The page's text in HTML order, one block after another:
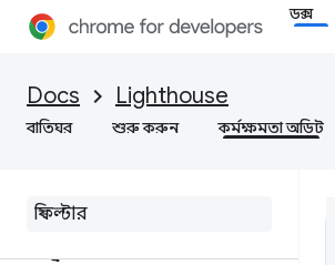
ডক্স
Docs Lighthouse
বাতিঘর শুরু করুন কর্মক্ষমতা অডিট
কর্মক্ষমতা অডিট
মেট্রিক্স